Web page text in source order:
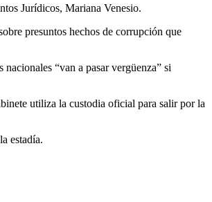
Jurídicos, Mariana Venesio.
presuntos hechos de corrupción que
“van a pasar vergüenza” si
utiliza la custodia oficial para salir por la
estadía.